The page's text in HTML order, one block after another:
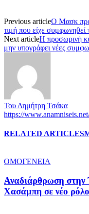
Previous articleO Μασκ
τιμή που είχε συμφωνηθεί
Next articleΗ προσωρινή
μην υπογράφει νέες
Του Δημήτρη Τσάκα
https://
RELATED ARTICLES
ΟΜΟΓΕΝΕΙΑ
Αναδιάρθρωση στην
Χασάμπη σε νέο ρόλο